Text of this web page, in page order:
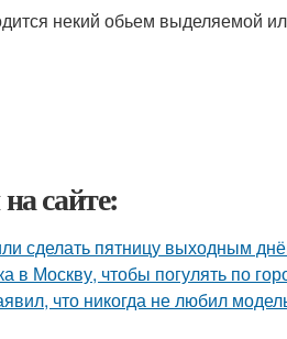
некий обьем выделяемой
сайте:
сделать пятницу выходным
в Москву, чтобы погулять по
что никогда не любил